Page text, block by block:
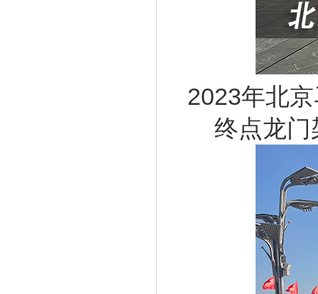
2023年北
终点龙门